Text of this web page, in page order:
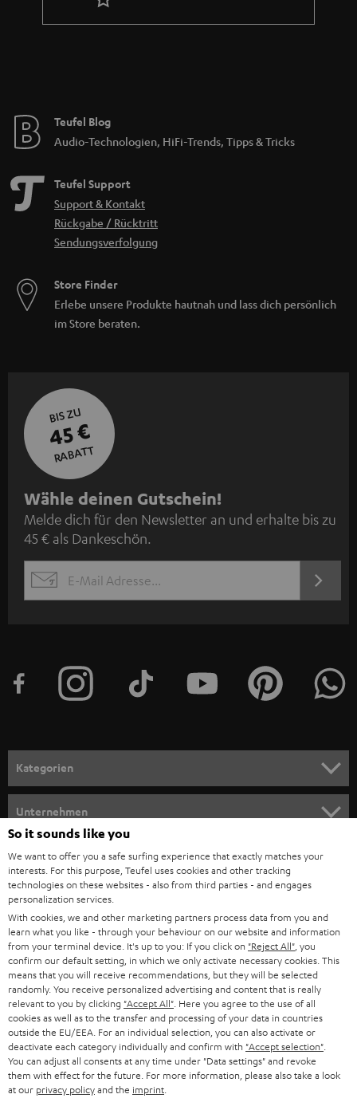
Teufel Blog
Audio-Technologien, HiFi-Trends, Tipps & Tricks
Teufel Support
Support & Kontakt
Rückgabe / Rücktritt
Sendungsverfolgung
Store Finder
Erlebe unsere Produkte hautnah und lass dich persönlich
im Store beraten.
BIS ZU
45 €
RABATT
N
e
w
s
l
e
n
m
e
l
d
u
n
g
Wähle deinen Gutschein!
Melde dich für den Newsletter an und erhalte bis zu
45 € als Dankeschön.
EMAIL
JETZT
Kategorien
HEIMKINO-KOMPLETTANLAGEN
SOUNDBARS
SMART HOME
BLUETOOTH-LAUTSPRECHER
KOPFHÖRER
BLUETOOTH-KOPFHÖRER
STEREOANLAGEN
Unternehmen
KARRIERE
PRESSE & MARKETING
GESCHÄFTSKUNDEN
PARTNERPROGRAMM
BLOG
NEWSLETTER
STORES
Teufel Onlineshops
DEUTSCHLAND
ÖSTERREICH
SCHWEIZ
NIEDERLANDE
BELGIEN
So it sounds like you
We want to offer you a safe surfing experience that exactly matches your
interests. For this purpose, Teufel uses cookies and other tracking
technologies on these websites - also from third parties - and engages
personalization services.
With cookies, we and other marketing partners process data from you and
learn what you like - through your behaviour on our website and information
from your terminal device. It's up to you: If you click on "Reject All" , you
confirm our default setting, in which we only activate necessary cookies. This
means that you will receive recommendations, but they will be selected
randomly. You receive personalized advertising and content that is really
relevant to you by clicking "Accept All" . Here you agree to the use of all
cookies as well as to the transfer and processing of your data in countries
outside the EU/EEA. For an individual selection, you can also activate or
deactivate each category individually and confirm with "Accept selection"
You can adjust all consents at any time under "Data settings" and revoke
them with effect for the future. For more information, please also take a look
at our privacy policyand the imprint